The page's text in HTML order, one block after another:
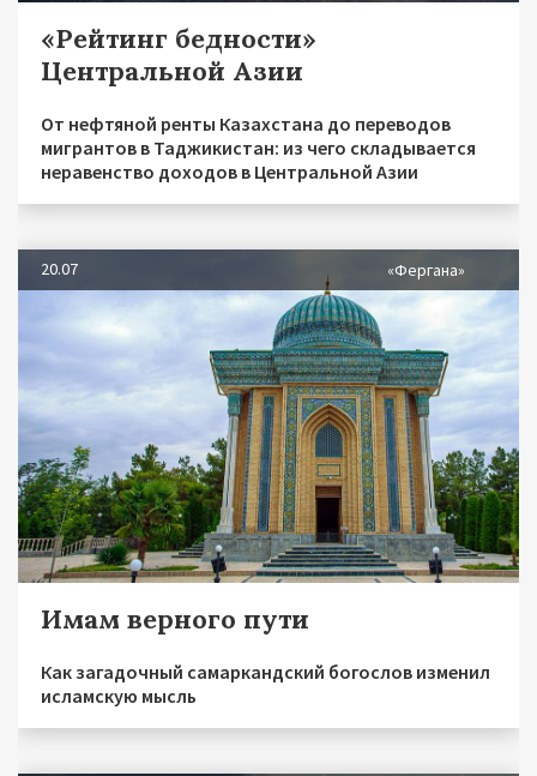
«Рейтинг бедности»
Центральной Азии
От нефтяной ренты Казахстана до переводов
мигрантов в Таджикистан: из чего складывается
неравенство доходов в Центральной Азии
20.07 «Фергана»
Имам верного пути
Как загадочный самаркандский богослов изменил
исламскую мысль